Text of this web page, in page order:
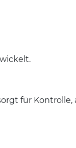
für Kontrolle,